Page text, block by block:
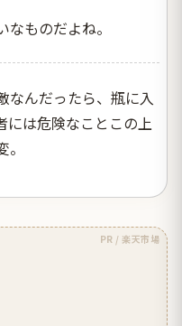
ものだよね。
なんだったら、瓶に入
には危険なことこの上
PR / 楽天市場